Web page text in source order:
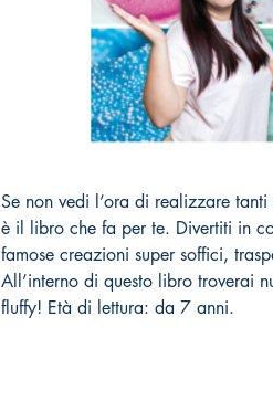
Se non vedi l’ora di realizzare
è il libro che fa per te. Divertiti in
famose creazioni super soffici,
All’interno di questo libro troverai
fluffy! Età di lettura: da 7 anni.